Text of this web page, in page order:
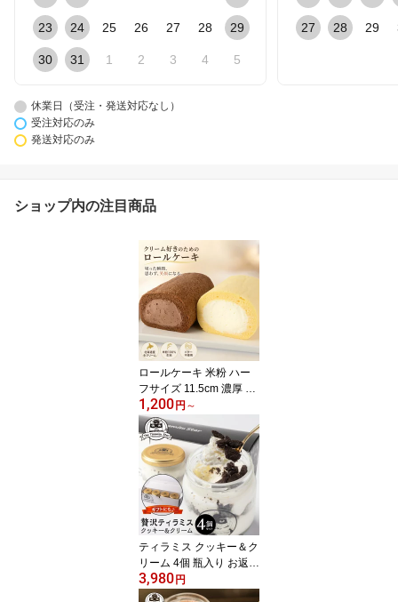
23 24 25 26 27 28 29
30 31 1 2 3 4 5
27 28 29
休業日（受注・発送対応なし）
受注対応のみ
発送対応のみ
ショップ内の注目商品
ロールケーキ 米粉 ハー
フサイズ 11.5cm 濃厚 生
クリーム チョコ スポン
ジ 手巻き お取り寄せ 瓶
入り 御礼 御祝 内祝 誕生
日 ギフト プレゼント 人
気 洋菓子 お取り寄せ ス
イーツ ティラミススター
1,200円 ～
ティラミス クッキー＆ク
リーム 4個 瓶入り お返し
誕生日 記念日 御礼 御祝
出産祝 ギフト プレゼン
3,980円